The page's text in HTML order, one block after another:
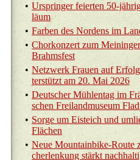
• Ur­sprin­ger fei­er­ten 50-
lä­um
• Far­ben des Nor­dens im
• Chor­kon­zert zum Mei­nin­ger
Brahms­fest
• Netz­werk Frau­en auf
ter­stützt am 20. Mai 2026
• Deut­scher Müh­len­tag im
schen Frei­land­mu­se­um
• Sorge um Eis­teich und
Flä­chen
• Neue Moun­tain­bike-Rou­te
cher­len­kung stärkt